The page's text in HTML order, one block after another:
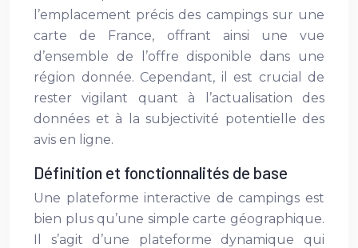
l’emplacement précis des campings sur une
carte de France, offrant ainsi une vue
d’ensemble de l’offre disponible dans une
région donnée. Cependant, il est crucial de
rester vigilant quant à l’actualisation des
données et à la subjectivité potentielle des
avis en ligne.
Définition et fonctionnalités de base
Une plateforme interactive de campings est
bien plus qu’une simple carte géographique.
Il s’agit d’une plateforme dynamique qui